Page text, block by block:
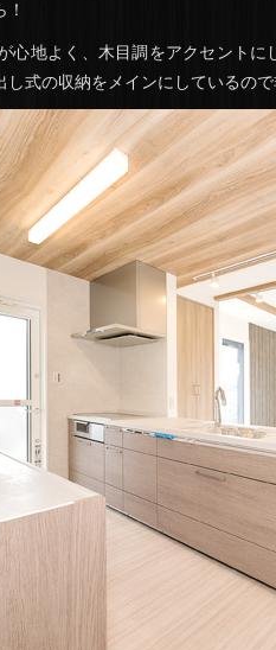
心地よく、木目調をアクセント
し式の収納をメインにしているの